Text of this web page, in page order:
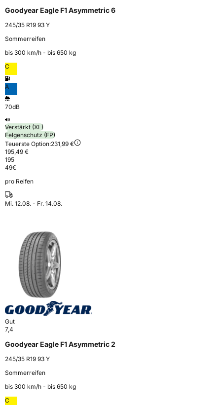
Goodyear Eagle F1 Asymmetric 6
245/35 R19 93 Y
Sommerreifen
bis 300 km⁠/⁠h - bis 650 kg
C
A
70dB
Verstärkt (XL)
Felgenschutz (FP)
Teuerste Option:231,99 €
195,49 €
195
49€
pro Reifen
Mi. 12.08. - Fr. 14.08.
Gut
7,4
Goodyear Eagle F1 Asymmetric 2
245/35 R19 93 Y
Sommerreifen
bis 300 km⁠/⁠h - bis 650 kg
C